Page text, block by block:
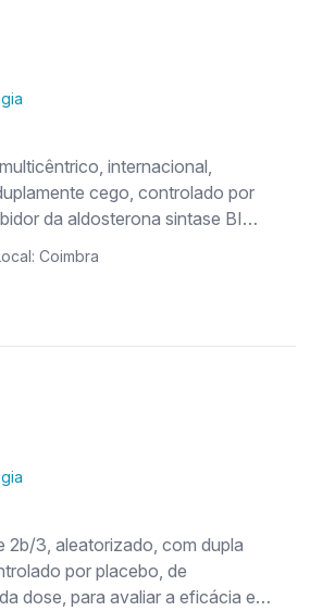
internacional,
cego, controlado por
da aldosterona sintase BI
com empagliflozina em
renal crónica
Coimbra
2b/3, aleatorizado, com dupla
por placebo, de
dose, para avaliar a eficácia e